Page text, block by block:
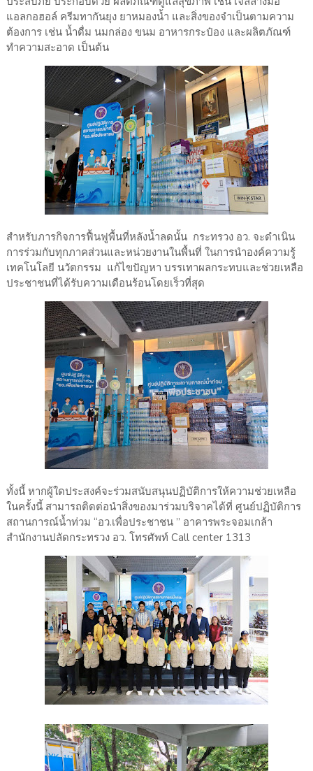
แอลกอฮอล์ ครีมทากันยุง ยาหมองน้ำ และสิ่งของจำเป็นตามความ
ต้องการ เช่น น้ำดื่ม นมกล่อง ขนม อาหารกระป๋อง และผลิตภัณฑ์
ทำความสะอาด เป็นต้น
สำหรับภารกิจการฟื้นฟูพื้นที่หลังน้ำลดนั้น กระทรวง อว. จะดำเนิน
การร่วมกับทุกภาคส่วนและหน่วยงานในพื้นที่ ในการนำองค์ความรู้
เทคโนโลยี นวัตกรรม แก้ไขปัญหา บรรเทาผลกระทบและช่วยเหลือ
ประชาชนที่ได้รับความเดือนร้อนโดยเร็วที่สุด
ทั้งนี้ หากผู้ใดประสงค์จะร่วมสนับสนุนปฏิบัติการให้ความช่วยเหลือ
ในครั้งนี้ สามารถติดต่อนำสิ่งของมาร่วมบริจาคได้ที่ ศูนย์ปฏิบัติการ
สถานการณ์น้ำท่วม “อว.เพื่อประชาชน ” อาคารพระจอมเกล้า
สำนักงานปลัดกระทรวง อว. โทรศัพท์ Call center 1313